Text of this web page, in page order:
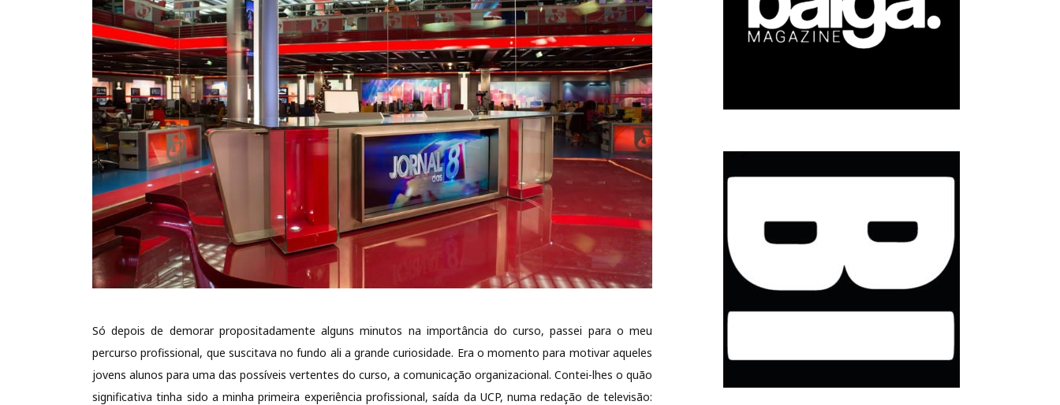
Só depois de demorar propositadamente alguns minutos na importância do curso, passei para o meu
percurso profissional, que suscitava no fundo ali a grande curiosidade. Era o momento para motivar aqueles
jovens alunos para uma das possíveis vertentes do curso, a comunicação organizacional. Contei-lhes o quão
significativa tinha sido a minha primeira experiência profissional, saída da UCP, numa redação de televisão: